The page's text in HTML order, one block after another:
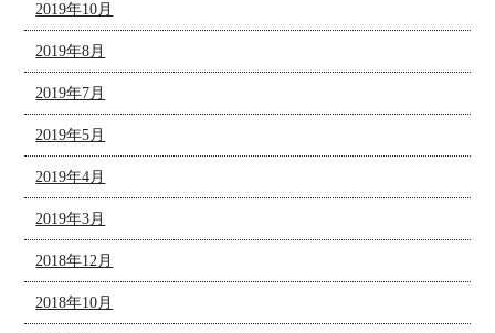
2019年10月
2019年8月
2019年7月
2019年5月
2019年4月
2019年3月
2018年12月
2018年10月